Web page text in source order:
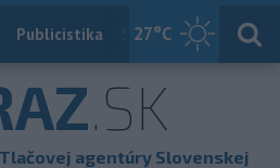
27°C
Publicistika Slovensko
.SK
agentúry Slovenskej